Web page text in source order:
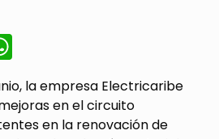
WhatsApp
la empresa Electricaribe
en el circuito
en la renovación de